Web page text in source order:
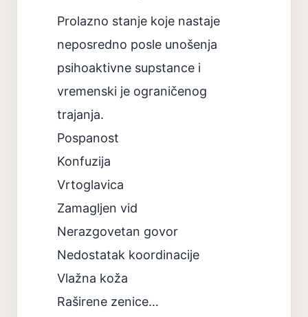
Prolazno stanje koje nastaje
neposredno posle unošenja
psihoaktivne supstance i
vremenski je ograničenog
trajanja.
Pospanost
Konfuzija
Vrtoglavica
Zamagljen vid
Nerazgovetan govor
Nedostatak koordinacije
Vlažna koža
Raširene zenice…